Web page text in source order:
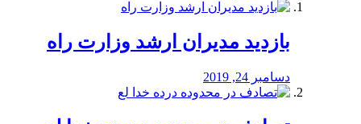
بازدید مدیران ارشد وزارت راه
دسامبر 24, 2019